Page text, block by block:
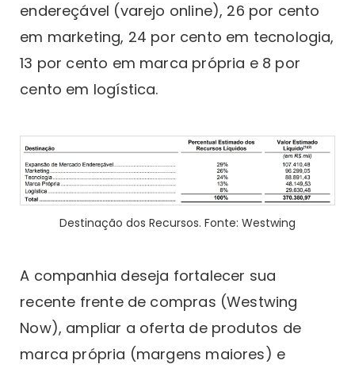
endereçável (varejo online), 26 por cento
em marketing, 24 por cento em tecnologia,
13 por cento em marca própria e 8 por
cento em logística.
Destinação dos Recursos. Fonte: Westwing
A companhia deseja fortalecer sua
recente frente de compras (Westwing
Now), ampliar a oferta de produtos de
marca própria (margens maiores) e